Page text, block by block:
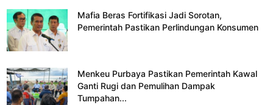
Mafia Beras Fortifikasi Jadi Sorotan,
Pemerintah Pastikan Perlindungan Konsumen
Menkeu Purbaya Pastikan Pemerintah Kawal
Ganti Rugi dan Pemulihan Dampak
Tumpahan...